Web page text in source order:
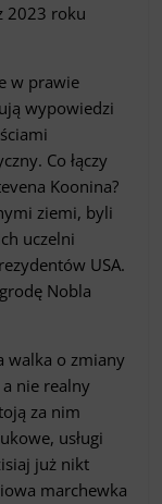
2023 roku
w prawie
wypowiedzi
Co łączy
Koonina?
ziemi, byli
uczelni
USA.
Nobla
walka o zmiany
nie realny
za nim
usługi
już nikt
marchewka